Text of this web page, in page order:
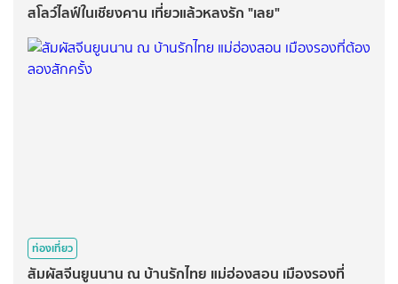
สโลว์ไลฟ์ในเชียงคาน เที่ยวแล้วหลงรัก "เลย"
ท่องเที่ยว
สัมผัสจีนยูนนาน ณ บ้านรักไทย แม่ฮ่องสอน เมืองรองที่